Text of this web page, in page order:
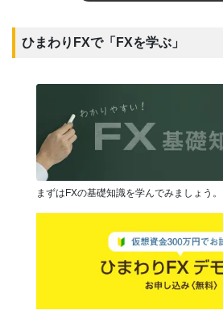
ひまわりFXで「FXを学ぶ」
まずはFXの基礎知識を学んでみましょう。